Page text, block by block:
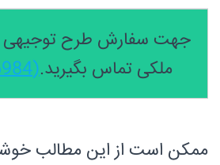
جهت سفارش طرح توجیهی
ملکی تماس بگیرید.(09015516984)
ممکن است از این مطالب